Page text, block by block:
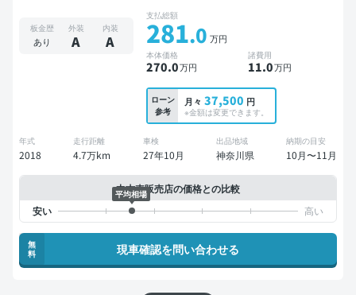
板金歴
あり
外装
A
内装
A
支払総額
281.0 万円
本体価格
270.0万円
諸費用
11.0万円
ローン
参考
月々 37,500 円
※金額は変更できます。
年式
2018
走行距離
4.7万km
車検
27年10月
出品地域
神奈川県
納期の目安
10月〜11月
中古車販売店の価格との比較
平均相場
無
料
現車確認を問い合わせる